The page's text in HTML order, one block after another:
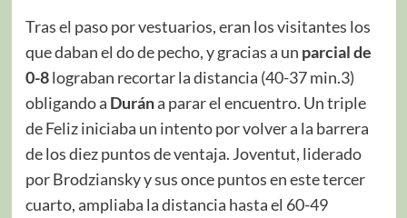
Tras el paso por vestuarios, eran los visitantes los
que daban el do de pecho, y gracias a un parcial de
0-8lograban recortar la distancia (40-37 min.3)
obligando a Durána parar el encuentro. Un triple
de Feliz iniciaba un intento por volver a la barrera
de los diez puntos de ventaja. Joventut, liderado
por Brodziansky y sus once puntos en este tercer
cuarto, ampliaba la distancia hasta el 60-49